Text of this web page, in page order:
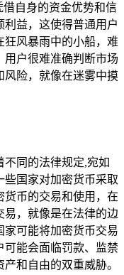
借自身的资金优势和信
益，这使得普通用户
狂风暴雨中的小船，难
用户很难准确判断市场
风险，就像在迷雾中摸
同的法律规定,宛如
些国家对加密货币采取
货币的交易和使用，在
易，就像是在法律的边
可能将加密货币交易
能会面临罚款、监禁
和自由的双重威胁。